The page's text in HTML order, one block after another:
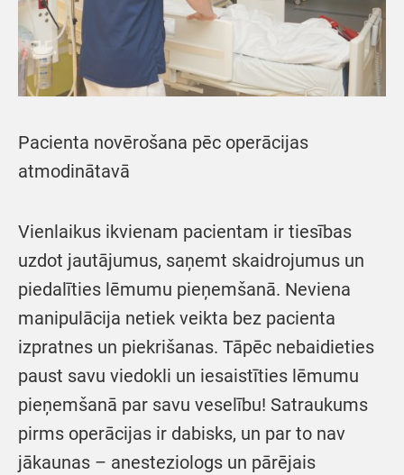
Pacienta novērošana pēc operācijas
atmodinātavā
Vienlaikus ikvienam pacientam ir tiesības
uzdot jautājumus, saņemt skaidrojumus un
piedalīties lēmumu pieņemšanā. Neviena
manipulācija netiek veikta bez pacienta
izpratnes un piekrišanas. Tāpēc nebaidieties
paust savu viedokli un iesaistīties lēmumu
pieņemšanā par savu veselību! Satraukums
pirms operācijas ir dabisks, un par to nav
jākaunas – anesteziologs un pārējais